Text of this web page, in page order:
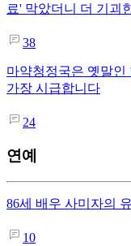
료' 막았더니 더 기괴
38
마약청정국은 옛말인
가장 시급합니다
24
연예
86세 배우 사미자의
10